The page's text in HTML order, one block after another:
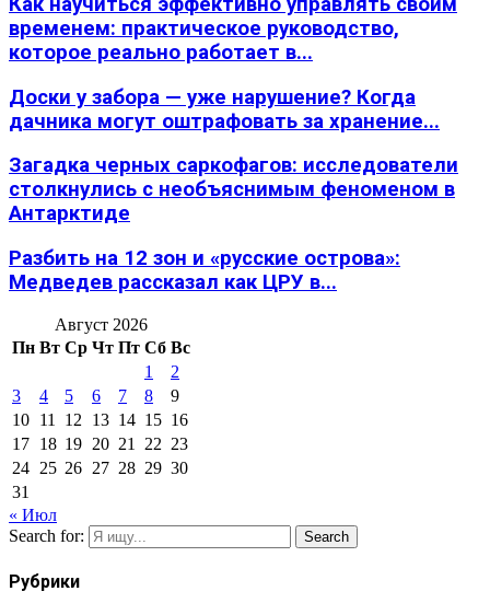
временем: практическое руководство,
которое реально работает в...
Доски у забора — уже нарушение? Когда
дачника могут оштрафовать за хранение...
Загадка черных саркофагов: исследователи
столкнулись с необъяснимым феноменом в
Антарктиде
Разбить на 12 зон и «русские острова»:
Медведев рассказал как ЦРУ в...
Август 2026
Пн Вт Ср Чт Пт Сб Вс
1
2
3
4 5 6 7 8
9
10 11 12 13 14 15 16
17 18 19 20 21 22 23
24 25 26 27 28 29 30
31
« Июл
Search for:
Search
Рубрики